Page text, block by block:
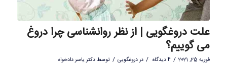
علت دروغگویی | از نظر روانشناسی چرا دروغ
می گوییم؟
فوریه 25, 2021 / 4 دیدگاه / دردروغگویی / توسط دکتر یاسر دادخواه